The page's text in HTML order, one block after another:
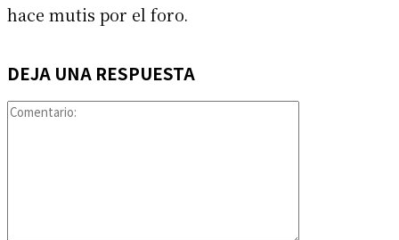
hace mutis por el foro.
DEJA UNA RESPUESTA